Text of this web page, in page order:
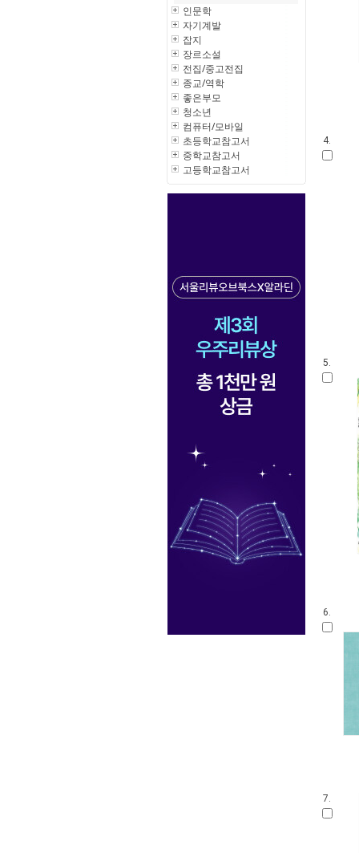
인문학
자기계발
잡지
장르소설
전집/중고전집
종교/역학
좋은부모
청소년
컴퓨터/모바일
초등학교참고서
중학교참고서
고등학교참고서
4.
5.
6.
7.